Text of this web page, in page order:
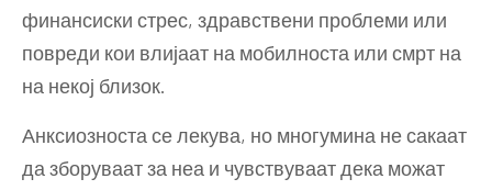
финансиски стрес, здравствени проблеми или
повреди кои влијаат на мобилноста или смрт на
на некој близок.
Анксиозноста се лекува, но многумина не сакаат
да зборуваат за неа и чувствуваат дека можат